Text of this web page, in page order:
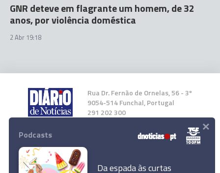
GNR deteve em flagrante um homem, de 32
anos, por violência doméstica
2 Abr 19:18
Rua Dr. Fernão de Ornelas, 56 - 3º
9054-514 Funchal, Portugal
291 202 300
Instale a nossa App
Podcasts
Da espada às curtas
×